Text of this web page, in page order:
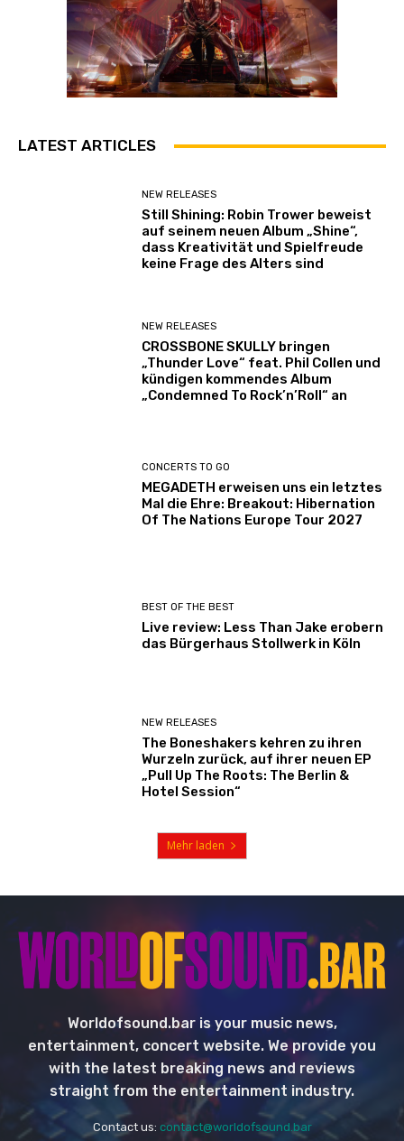
LATEST ARTICLES
NEW RELEASES
Still Shining: Robin Trower beweist
auf seinem neuen Album „Shine“,
dass Kreativität und Spielfreude
keine Frage des Alters sind
NEW RELEASES
CROSSBONE SKULLY bringen
„Thunder Love“ feat. Phil Collen und
kündigen kommendes Album
„Condemned To Rock’n’Roll“ an
CONCERTS TO GO
MEGADETH erweisen uns ein letztes
Mal die Ehre: Breakout: Hibernation
Of The Nations Europe Tour 2027
BEST OF THE BEST
Live review: Less Than Jake erobern
das Bürgerhaus Stollwerk in Köln
NEW RELEASES
The Boneshakers kehren zu ihren
Wurzeln zurück, auf ihrer neuen EP
„Pull Up The Roots: The Berlin &
Hotel Session“
Mehr laden
Worldofsound.bar is your music news,
entertainment, concert website. We provide you
with the latest breaking news and reviews
straight from the entertainment industry.
Contact us: contact@worldofsound.bar